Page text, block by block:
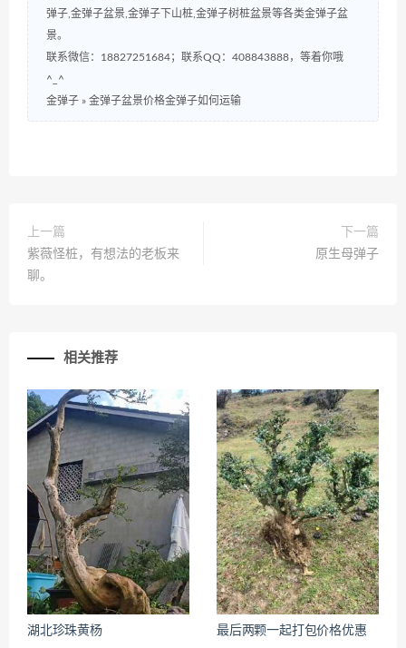
弹子,金弹子盆景,金弹子下山桩,金弹子树桩盆景等各类金弹子盆
景。
联系微信：18827251684；联系QQ：408843888，等着你哦
^_^
金弹子 » 金弹子盆景价格金弹子如何运输
上一篇
紫薇怪桩，有想法的老板来
聊。
下一篇
原生母弹子
相关推荐
湖北珍珠黄杨 最后两颗一起打包价格优惠